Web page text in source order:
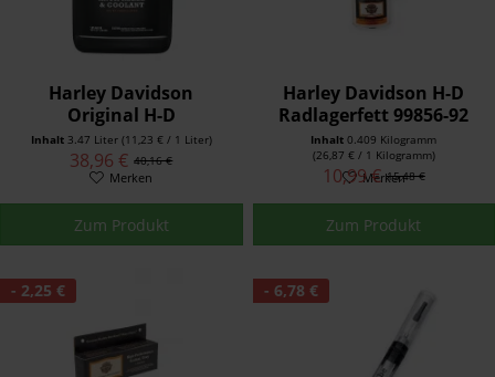
Harley Davidson
Original H-D
Frostschutz- und
Kühlmittel für längere
Lebensdauer 99822-02A
Inhalt 3.47 Liter (11,23 € / 1 Liter)
40,16 €
38,96 €
Merken
Zum Produkt
Harley Davidson H-D
Radlagerfett 99856-92
Inhalt0.409 Kilogramm
(26,87 € / 1 Kilogramm)
15,48 €
10,99 €Merken
Zum Produkt
- 2,25 € - 6,78 €